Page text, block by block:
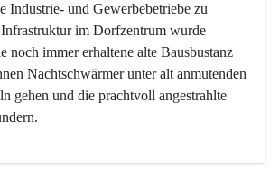
Industrie- und Gewerbebetriebe zu
im Dorfzentrum wurde
noch immer erhaltene alte Bausbustanz
Nachtschwärmer unter alt anmutenden
gehen und die prachtvoll angestrahlte
heute nicht mehr, ist aber integrativer